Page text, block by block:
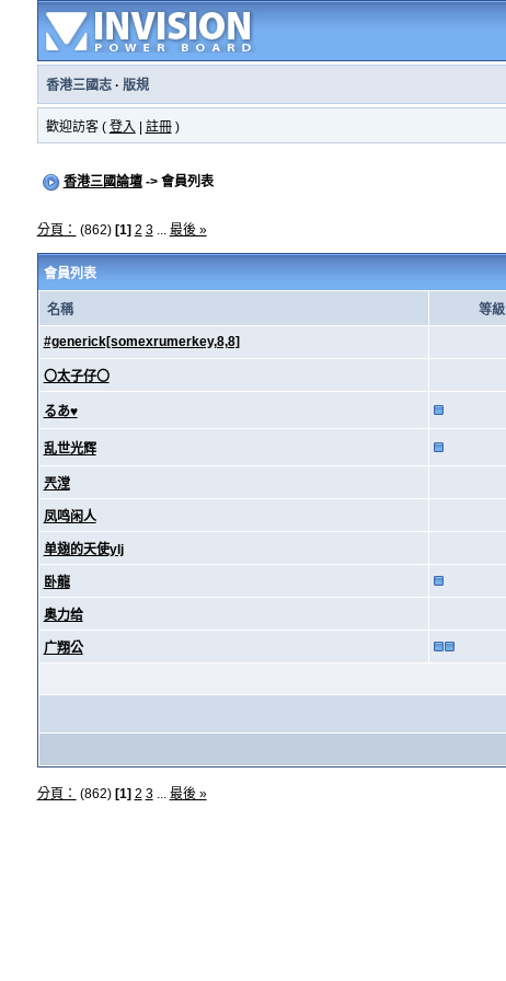
香港三國志· 版規
歡迎訪客 ( 登入 註冊)
香港三國論壇-> 會員列表
分頁： (862) [1] 2 3... 最後 »
會員列表
名稱 等級
#generick[somexrumerkey,8,8]
〇太子仔〇
るあ♥
乱世光辉
兲漟
凤鸣闲人
单翅的天使ylj
卧龍
奥力给
广翔公
分頁： (862) [1] 2 3... 最後 »